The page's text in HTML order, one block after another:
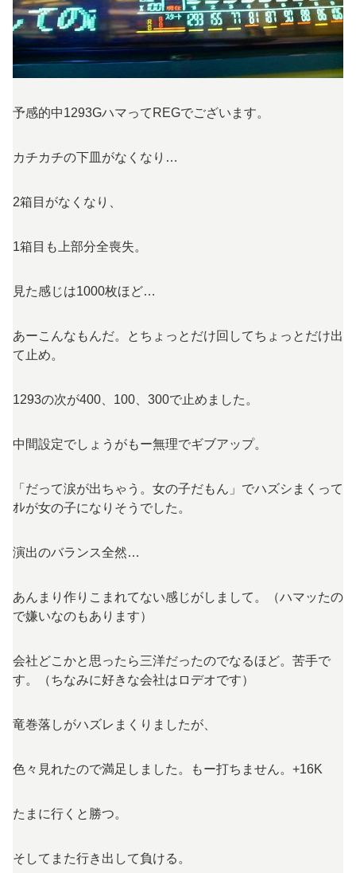
予感的中1293GハマってREGでございます。
カチカチの下皿がなくなり…
2箱目がなくなり、
1箱目も上部分全喪失。
見た感じは1000枚ほど…
あーこんなもんだ。とちょっとだけ回してちょっとだけ出
て止め。
1293の次が400、100、300で止めました。
中間設定でしょうがもー無理でギブアップ。
「だって涙が出ちゃう。女の子だもん」でハズシまくって
ｵﾚが女の子になりそうでした。
演出のバランス全然…
あんまり作りこまれてない感じがしまして。（ハマッたの
で嫌いなのもあります）
会社どこかと思ったら三洋だったのでなるほど。苦手で
す。（ちなみに好きな会社はロデオです）
竜巻落しがハズレまくりましたが、
色々見れたので満足しました。もー打ちません。+16K
たまに行くと勝つ。
そしてまた行き出して負ける。